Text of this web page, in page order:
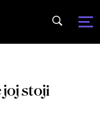
joj stoji